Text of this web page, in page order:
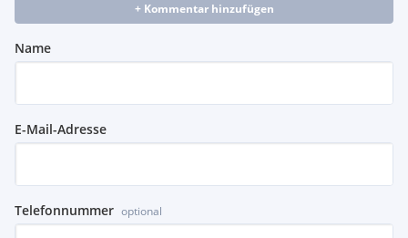
+ Kommentar hinzufügen
Name
E-Mail-Adresse
Telefonnummer optional